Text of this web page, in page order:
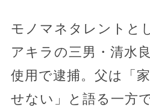
モノマネタレントと
アキラの三男・清水
使用で逮捕。父は「
せない」と語る一方